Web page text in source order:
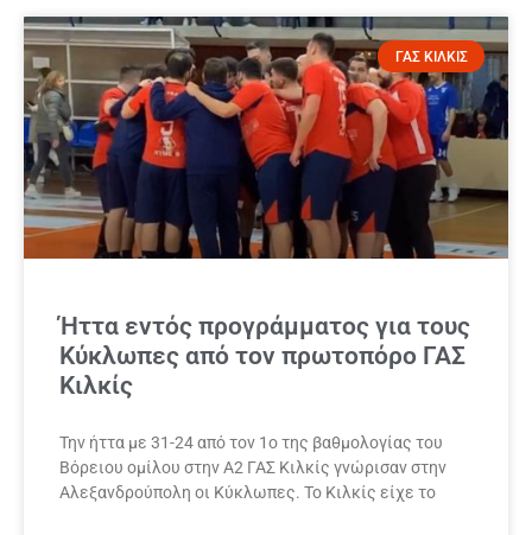
ΓΑΣ ΚΙΛΚΙΣ
Ήττα εντός προγράμματος για τους
Κύκλωπες από τον πρωτοπόρο ΓΑΣ
Κιλκίς
Την ήττα με 31-24 από τον 1ο της βαθμολογίας του
Βόρειου ομίλου στην Α2 ΓΑΣ Κιλκίς γνώρισαν στην
Αλεξανδρούπολη οι Κύκλωπες. Το Κιλκίς είχε το